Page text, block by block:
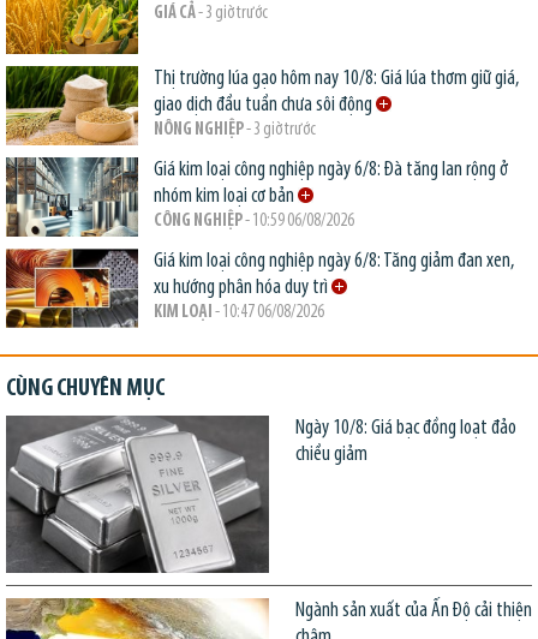
GIÁ CẢ- 3 giờ trước
Thị trường lúa gạo hôm nay 10/8: Giá lúa thơm giữ giá,
giao dịch đầu tuần chưa sôi động
NÔNG NGHIỆP- 3 giờ trước
Giá kim loại công nghiệp ngày 6/8: Đà tăng lan rộng ở
nhóm kim loại cơ bản
CÔNG NGHIỆP- 10:59 06/08/2026
Giá kim loại công nghiệp ngày 6/8: Tăng giảm đan xen,
xu hướng phân hóa duy trì
KIM LOẠI - 10:47 06/08/2026
CÙNG CHUYÊN MỤC
Ngày 10/8: Giá bạc đồng loạt đảo
chiều giảm
Ngành sản xuất của Ấn Độ cải thiện